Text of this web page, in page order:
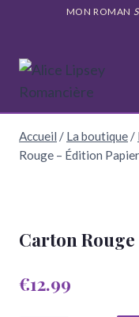
contenu
MON ROMAN
Accueil / La boutique /
Rouge – Édition Papier
Carton
€12.99